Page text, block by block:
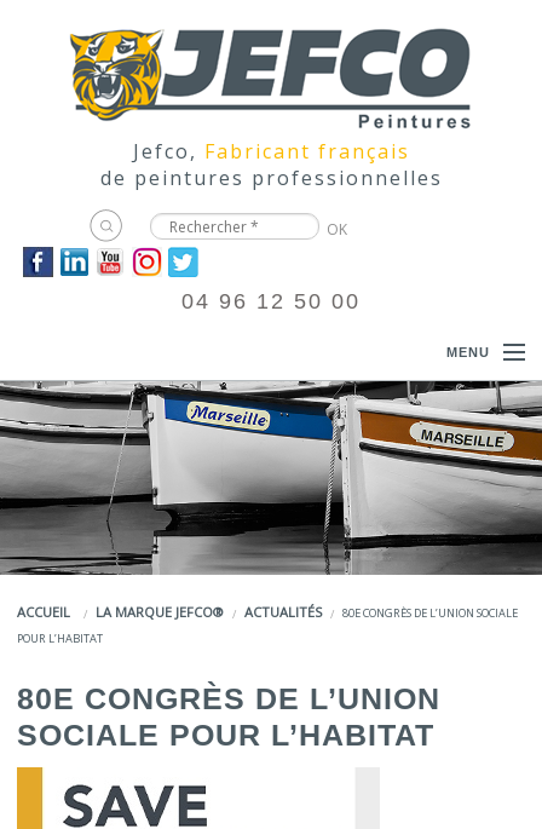
Jefco, Fabricant français
de peintures professionnelles
04 96 12 50 00
MENU
ACCUEIL
PRODUITS
DOCUMENTATIONS
COULEURS
LA MARQUE JEFCO®
ACCUEIL LA MARQUE JEFCO® ACTUALITÉS
80E CONGRÈS DE L’UNION SOCIALE
POUR L’HABITAT
80E CONGRÈS DE L’UNION
SOCIALE POUR L’HABITAT